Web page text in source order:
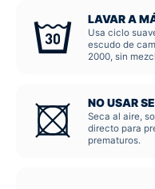
LAVAR A
Usa ciclo
escudo de
2000, sin
NO USAR
Seca al aire,
directo para
prematuros.